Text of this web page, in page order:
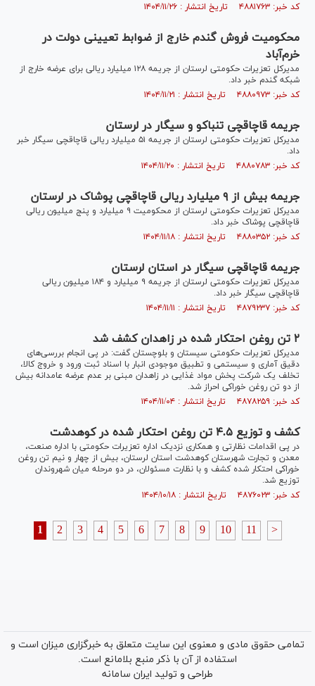
کد خبر: ۴۸۸۱۷۶۳ تاریخ انتشار : ۱۴۰۴/۱۱/۲۶
محکومیت فروش گندم خارج از ضوابط تعیینی دولت در
خرم‌آباد
مدیرکل تعزیرات حکومتی لرستان از جریمه ۱۲۸ میلیارد ریالی برای عرضه خارج از
شبکه گندم خبر داد.
کد خبر: ۴۸۸۰۹۷۳ تاریخ انتشار : ۱۴۰۴/۱۱/۲۱
جریمه قاچاقچی تنباکو و سیگار در لرستان
مدیرکل تعزیرات حکومتی لرستان از جریمه ۵۱ میلیارد ریالی قاچاقچی سیگار خبر
داد.
کد خبر: ۴۸۸۰۷۸۳ تاریخ انتشار : ۱۴۰۴/۱۱/۲۰
جریمه بیش از ۹ میلیارد ریالی قاچاقچی پوشاک در لرستان
مدیرکل تعزیرات حکومتی لرستان از محکومیت ۹ میلیارد و پنج میلیون ریالی
قاچاقچی پوشاک خبر داد.
کد خبر: ۴۸۸۰۳۵۲ تاریخ انتشار : ۱۴۰۴/۱۱/۱۸
جریمه قاچاقچی سیگار در استان لرستان
مدیرکل تعزیرات حکومتی لرستان از جریمه ۹ میلیارد و ۱۸۴ میلیون ریالی
قاچاقچی سیگار خبر داد.
کد خبر: ۴۸۷۹۲۳۷ تاریخ انتشار : ۱۴۰۴/۱۱/۱۱
۲ تن روغن احتکار شده در زاهدان کشف شد
مدیرکل تعزیرات حکومتی سیستان و بلوچستان گفت: در پی انجام بررسی‌های
دقیق آماری و سیستمی و تطبیق موجودی انبار با اسناد ثبت ورود و خروج کالا،
تخلف یک شرکت پخش مواد غذایی در زاهدان مبنی بر عدم عرضه عامدانه بیش
از دو تن روغن خوراکی احراز شد.
کد خبر: ۴۸۷۸۲۵۹ تاریخ انتشار : ۱۴۰۴/۱۱/۰۴
کشف و توزیع ۴.۵ تن روغن احتکار شده در کوهدشت
در پی اقدامات نظارتی و همکاری نزدیک اداره تعزیرات حکومتی با اداره صنعت،
معدن و تجارت شهرستان کوهدشت استان لرستان، بیش از چهار و نیم تن روغن
خوراکی احتکار شده کشف و با نظارت مسئولان، در دو مرحله میان شهروندان
توزیع شد.
کد خبر: ۴۸۷۶۰۲۳ تاریخ انتشار : ۱۴۰۴/۱۰/۱۸
1 2 3 4 5 6 7 8 9 10 11 >
تمامی حقوق مادی و معنوی این سایت متعلق به خبرگزاری میزان است و
استفاده از آن با ذکر منبع بلامانع است.
طراحی و تولید ایران سامانه